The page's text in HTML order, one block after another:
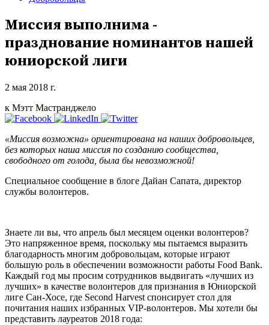
Миссия выполнима -
празднование номинантов нашей
юниорской лиги
2 мая 2018 г.
к Мэтт Мастранджело
«Миссия возможна» ориентирована на наших добровольцев,
без которых наша миссия по созданию сообщества,
свободного от голода, была бы невозможной!
Специальное сообщение в блоге Дайан Сапата, директор
службы волонтеров.
Знаете ли вы, что апрель был месяцем оценки волонтеров?
Это напряженное время, поскольку мы пытаемся выразить
благодарность многим добровольцам, которые играют
большую роль в обеспечении возможности работы Food Bank.
Каждый год мы просим сотрудников выдвигать «лучших из
лучших» в качестве волонтеров для признания в Юниорской
лиге Сан-Хосе, где Second Harvest спонсирует стол для
почитания наших избранных VIP-волонтеров. Мы хотели бы
представить лауреатов 2018 года: